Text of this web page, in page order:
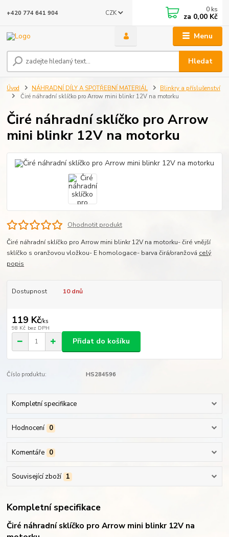
Menu
CZK
Hledat
+420 774 641 904 0 ks
za 0,00 Kč
Úvod NÁHRADNÍ DÍLY A SPOTŘEBNÍ MATERIÁL
Blinkry a příslušenství
Čiré náhradní sklíčko pro Arrow mini blinkr 12V na motorku
Čiré náhradní sklíčko pro Arrow
mini blinkr 12V na motorku
Ohodnotit produkt
Čiré náhradní sklíčko pro Arrow mini blinkr 12V na motorku- čiré vnější
sklíčko s oranžovou vložkou- E homologace- barva čirá/oranžová celý
popis
Dostupnost 10 dnů
119 Kč/ks
98 Kč bez DPH
Přidat do košíku
Číslo produktu: HS284596
Kompletní specifikace
Hodnocení 0
Komentáře 0
Související zboží 1
Kompletní specifikace
Čiré náhradní sklíčko pro Arrow mini blinkr 12V na